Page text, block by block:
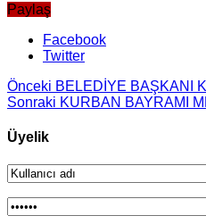
Paylaş
Facebook
Twitter
Önceki BELEDİYE BAŞKANI
Sonraki KURBAN BAYRAMI
Üyelik